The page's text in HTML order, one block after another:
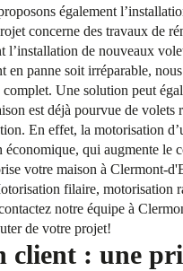
également
concerne des travaux de
l’installation de nouveaux
en panne soit irréparable,
Une solution peut
est déjà pourvue de volets
En effet, la motorisation
économique, qui augmente le
votre maison à Clermont-
filaire, motorisation
notre équipe à
de votre projet!
client : une